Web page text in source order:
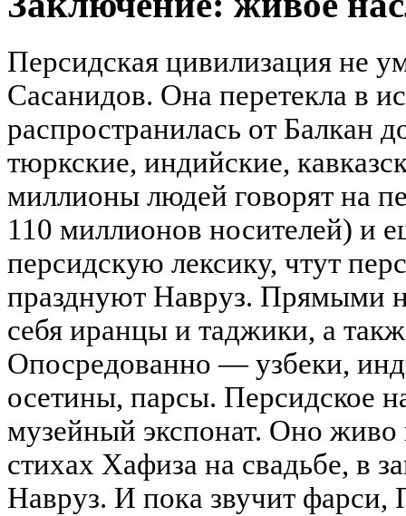
Персидская цивилизация не
Сасанидов. Она перетекла в
распространилась от Балкан
тюркские, индийские,
миллионы людей говорят на
110 миллионов носителей) и
персидскую лексику, чтут
празднуют Навруз. Прямыми
себя иранцы и таджики, а
Опосредованно — узбеки,
осетины, парсы. Персидское
музейный экспонат. Оно живо
стихах Хафиза на свадьбе, в
Навруз. И пока звучит фарси,